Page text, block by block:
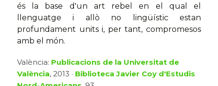
és la base d'un art rebel en el qual el
llenguatge i allò no lingüístic estan
profundament units i, per tant, compromesos
amb el món.
València: Publicacions de la Universitat de
València, 2013 · Biblioteca Javier Coy d'Estudis